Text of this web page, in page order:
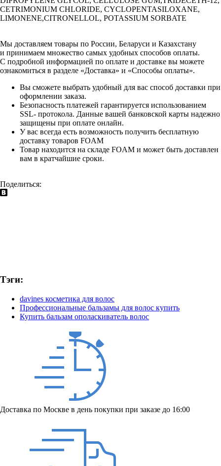
CETRIMONIUM CHLORIDE, CYCLOPENTASILOXANE,
LIMONENE,CITRONELLOL, POTASSIUM SORBATE
Мы доставляем товары по России, Беларуси и Казахстану
и принимаем множество самых удобных способов оплаты.
С подробной информацией по оплате и доставке вы можете
ознакомиться в разделе «Доставка» и «Способы оплаты».
Вы сможете выбрать удобный для вас способ доставки при
оформлении заказа.
Безопасность платежей гарантируется использованием
SSL- протокола. Данные вашей банковской карты надежно
защищены при оплате онлайн.
У вас всегда есть возможность получить бесплатную
доставку товаров FOAM
Товар находится на складе FOAM и может быть доставлен
вам в кратчайшие сроки.
Поделиться:
Тэги:
davines косметика для волос
Профессиональные бальзамы для волос купить
Купить бальзам ополаскиватель волос
Доставка по Москве в день покупки при заказе до 16:00